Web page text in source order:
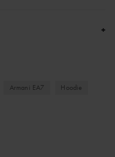
+
Armani EA7 Hoodie